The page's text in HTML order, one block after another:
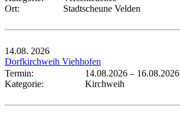
Ort:
Stadtscheune Velden
14.08. 2026
Dorfkirchweih Viehhofen
Termin:
14.08.2026 – 16.08.2026
Kategorie:
Kirchweih